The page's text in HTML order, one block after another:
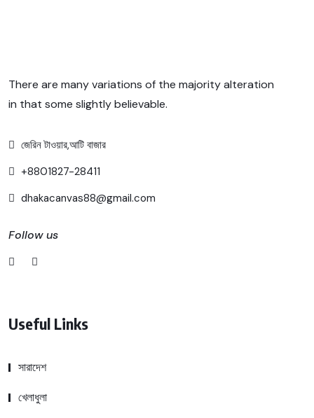
There are many variations of the majority alteration
in that some slightly believable.
জেরিন টাওয়ার,আটি বাজার
+8801827-28411
dhakacanvas88@gmail.com
Follow us
Useful Links
সারাদেশ
খেলাধুলা